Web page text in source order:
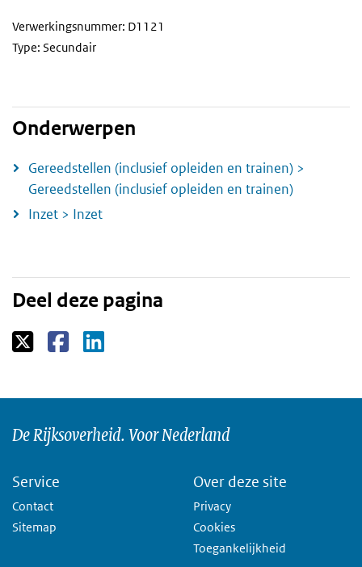
Verwerkingsnummer: D1121
Type: Secundair
Onderwerpen
Gereedstellen (inclusief opleiden en trainen) >
Gereedstellen (inclusief opleiden en trainen)
Inzet > Inzet
Deel deze pagina
De Rijksoverheid. Voor Nederland
Service
Contact
Sitemap
Over deze site
Privacy
Cookies
Toegankelijkheid